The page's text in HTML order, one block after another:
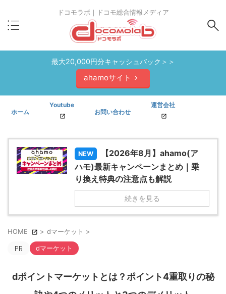
ドコモラボ｜ドコモ総合情報メディア
最大20,000円分キャッシュバック＞＞
ahamoサイト
ホーム
Youtube
お問い合わせ
運営会社
NEW
【2026年8月】ahamo(ア
ハモ)最新キャンペーンまとめ｜乗
り換え特典の注意点も解説
続きを見る
HOME > dマーケット >
dマーケット
dポイントマーケットとは？ポイント4重取りの秘